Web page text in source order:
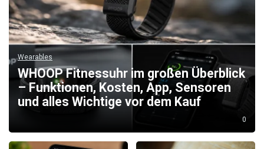
Wearables
WHOOP Fitnessuhr im großen Überblick
– Funktionen, Kosten, App, Sensoren
und alles Wichtige vor dem Kauf
0